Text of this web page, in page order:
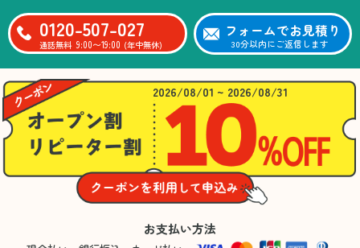
0120-507-027
通話無料 9:00〜19:00 (年中無休)
フォームでお見積り
30分以内にご返信します
2026/08/01 ~ 2026/08/31
お支払い方法